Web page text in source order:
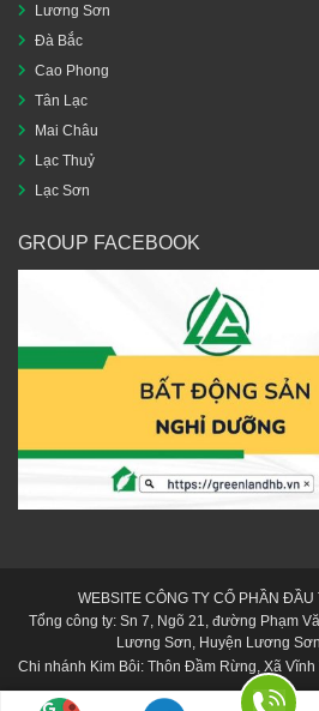
Lương Sơn
Đà Bắc
Cao Phong
Tân Lạc
Mai Châu
Lạc Thuỷ
Lạc Sơn
GROUP FACEBOOK
WEBSITE CÔNG TY CỔ PHẦN
Tổng công ty: Sn 7, Ngõ 21, đường Phạm
Lương Sơn, Huyện Lương
Chi nhánh Kim Bôi: Thôn Đầm Rừng, Xã
Bình